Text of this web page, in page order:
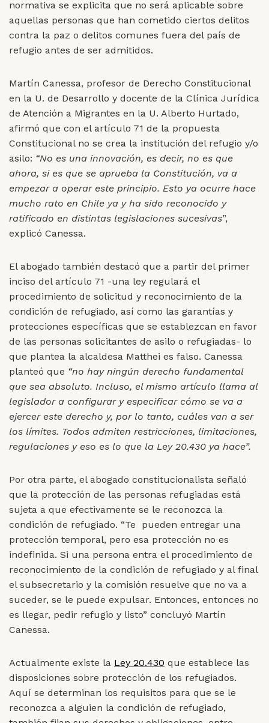
normativa se explicita que no será aplicable sobre
aquellas personas que han cometido ciertos delitos
contra la paz o delitos comunes fuera del país de
refugio antes de ser admitidos.
Martín Canessa, profesor de Derecho Constitucional
en la U. de Desarrollo y docente de la Clínica Jurídica
de Atención a Migrantes en la U. Alberto Hurtado,
afirmó que con el artículo 71 de la propuesta
Constitucional no se crea la institución del refugio y/o
asilo: “No es una innovación, es decir, no es que
ahora, si es que se aprueba la Constitución, va a
empezar a operar este principio. Esto ya ocurre hace
mucho rato en Chile ya y ha sido reconocido y
ratificado en distintas legislaciones sucesivas”,
explicó Canessa.
El abogado también destacó que a partir del primer
inciso del artículo 71 -una ley regulará el
procedimiento de solicitud y reconocimiento de la
condición de refugiado, así como las garantías y
protecciones específicas que se establezcan en favor
de las personas solicitantes de asilo o refugiadas- lo
que plantea la alcaldesa Matthei es falso. Canessa
planteó que “no hay ningún derecho fundamental
que sea absoluto. Incluso, el mismo artículo llama al
legislador a configurar y especificar cómo se va a
ejercer este derecho y, por lo tanto, cuáles van a ser
los límites. Todos admiten restricciones, limitaciones,
regulaciones y eso es lo que la Ley 20.430 ya hace”.
Por otra parte, el abogado constitucionalista señaló
que la protección de las personas refugiadas está
sujeta a que efectivamente se le reconozca la
condición de refugiado. “Te pueden entregar una
protección temporal, pero esa protección no es
indefinida. Si una persona entra el procedimiento de
reconocimiento de la condición de refugiado y al final
el subsecretario y la comisión resuelve que no va a
suceder, se le puede expulsar. Entonces, entonces no
es llegar, pedir refugio y listo” concluyó Martín
Canessa.
Actualmente existe la Ley 20.430 que establece las
disposiciones sobre protección de los refugiados.
Aquí se determinan los requisitos para que se le
reconozca a alguien la condición de refugiado,